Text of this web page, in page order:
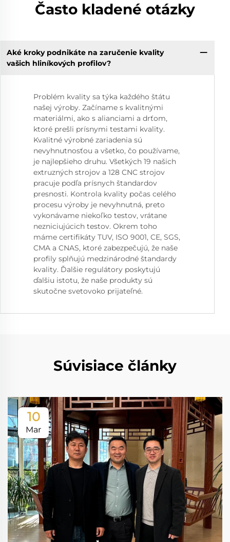
Často kladené otázky
Aké kroky podnikáte na zaručenie kvality
vašich hliníkových profilov?
Problém kvality sa týka každého štátu
našej výroby. Začíname s kvalitnými
materiálmi, ako s alianciami a drťom,
ktoré prešli prísnymi testami kvality.
Kvalitné výrobné zariadenia sú
nevyhnutnosťou a všetko, čo používame,
je najlepšieho druhu. Všetkých 19 našich
extruzných strojov a 128 CNC strojov
pracuje podľa prísnych štandardov
presnosti. Kontrola kvality počas celého
procesu výroby je nevyhnutná, preto
vykonávame niekoľko testov, vrátane
nezniciujúcich testov. Okrem toho
máme certifikáty TUV, ISO 9001, CE, SGS,
CMA a CNAS, ktoré zabezpečujú, že naše
profily splňujú medzinárodné štandardy
kvality. Ďalšie regulátory poskytujú
ďalšiu istotu, že naše produkty sú
skutočne svetovoko prijateľné.
Súvisiace články
10
Mar